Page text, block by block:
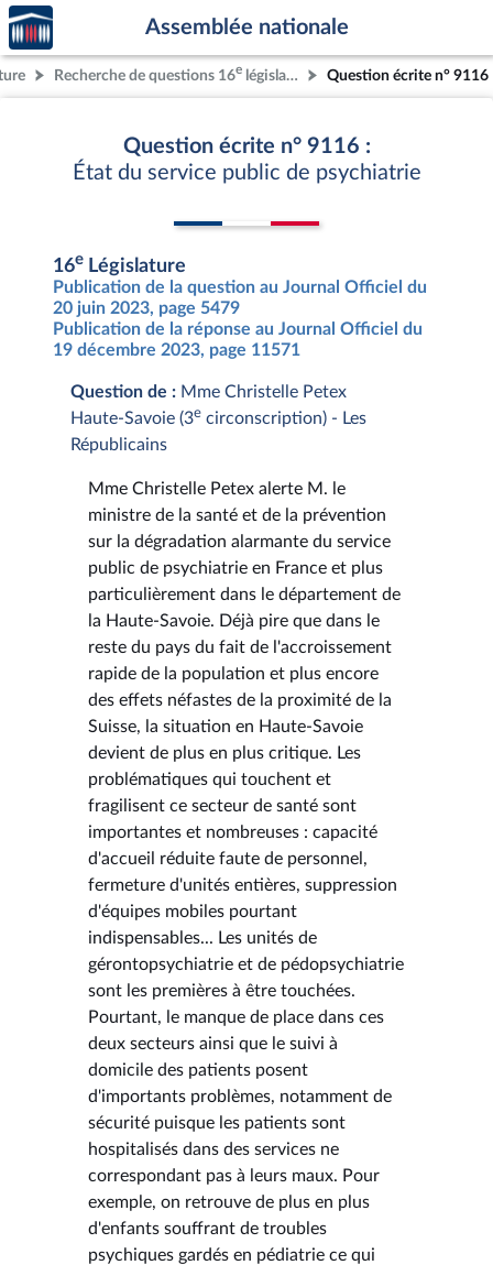
Aller au contenu
Aller en bas de la page
Accèder
à la
page
d'accueil
Assemblée nationale
Recherche de questions 16e législature Question écrite n° 9116
Question écrite n° 9116 :
État du service public de psychiatrie
16e Législature
Publication de la question au Journal Officiel du
20 juin 2023, page 5479
Publication de la réponse au Journal Officiel du
19 décembre 2023, page 11571
Question de : Mme Christelle Petex
Haute-Savoie (3e circonscription) - Les
Républicains
Mme Christelle Petex alerte M. le
ministre de la santé et de la prévention
sur la dégradation alarmante du service
public de psychiatrie en France et plus
particulièrement dans le département de
la Haute-Savoie. Déjà pire que dans le
reste du pays du fait de l'accroissement
rapide de la population et plus encore
des effets néfastes de la proximité de la
Suisse, la situation en Haute-Savoie
devient de plus en plus critique. Les
problématiques qui touchent et
fragilisent ce secteur de santé sont
importantes et nombreuses : capacité
d'accueil réduite faute de personnel,
fermeture d'unités entières, suppression
d'équipes mobiles pourtant
indispensables... Les unités de
gérontopsychiatrie et de pédopsychiatrie
sont les premières à être touchées.
Pourtant, le manque de place dans ces
deux secteurs ainsi que le suivi à
domicile des patients posent
d'importants problèmes, notamment de
sécurité puisque les patients sont
hospitalisés dans des services ne
correspondant pas à leurs maux. Pour
exemple, on retrouve de plus en plus
d'enfants souffrant de troubles
psychiques gardés en pédiatrie ce qui